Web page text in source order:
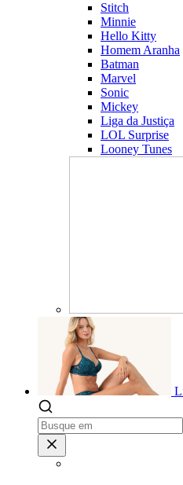
Stitch
Minnie
Hello Kitty
Homem Aranha
Batman
Marvel
Sonic
Mickey
Liga da Justiça
LOL Surprise
Looney Tunes